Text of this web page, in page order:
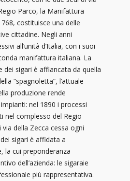
Parco, la Manifattura
costituisce una delle
cittadine. Negli anni
all’unità d’Italia, con i suoi
manifattura italiana. La
dei sigari è affiancata da quella
“spagnoletta”, l’attuale
produzione rende
nel 1890 i processi
nel complesso del Regio
della Zecca cessa ogni
sigari è affidata a
la cui preponderanza
dell’azienda: le sigaraie
più rappresentativa.